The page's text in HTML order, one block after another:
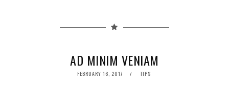
AD MINIM VENIAM
POSTED
FEBRUARY 16, 2017 TIPS